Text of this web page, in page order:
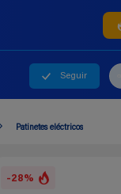
Seguir
Patinetes eléctricos
-28%